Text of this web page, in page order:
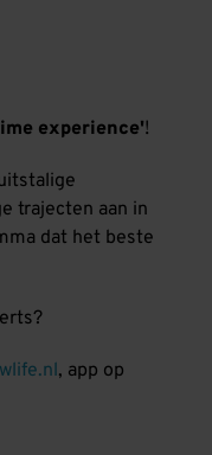
experience'!
trajecten aan in
dat het beste
, app op